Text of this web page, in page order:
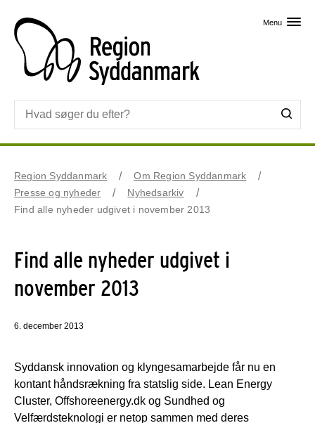
Menu
Region Syddanmark
Om Region Syddanmark
Presse og nyheder
Nyhedsarkiv
Find alle nyheder udgivet i november 2013
Find alle nyheder udgivet i
november 2013
6. december 2013
Syddansk innovation og klyngesamarbejde får nu en
kontant håndsrækning fra statslig side. Lean Energy
Cluster, Offshoreenergy.dk og Sundhed og
Velfærdsteknologi er netop sammen med deres